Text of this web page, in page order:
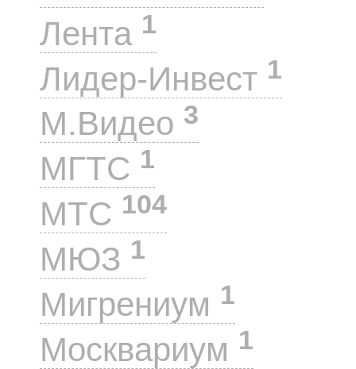
Лента 1
Лидер-Инвест 1
М.Видео 3
МГТС 1
МТС 104
МЮЗ 1
Мигрениум 1
Москвариум 1